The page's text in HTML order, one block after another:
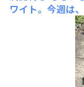
ワイト。今週は